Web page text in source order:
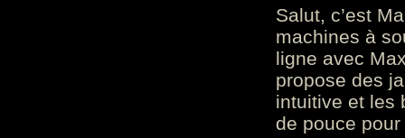
Salut, c’est
machines à
ligne avec
propose des
intuitive et les
de pouce